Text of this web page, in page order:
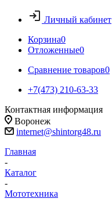
Личный кабинет
Корзина0
Отложенные0
Сравнение товаров0
+7(473) 210-63-33
Контактная информация
Воронеж
internet@shintorg48.ru
Главная
-
Каталог
-
Мототехника